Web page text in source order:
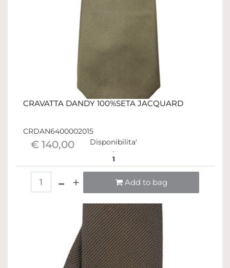
CRAVATTA DANDY 100%SETA JACQUARD
CRDAN6400002015
€ 140,00 Disponibilita'
1
Add to bag